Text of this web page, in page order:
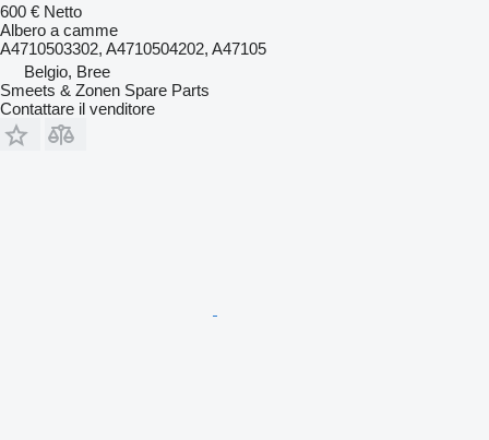
600 € Netto
Albero a camme
A4710503302, A4710504202, A47105
Belgio, Bree
Smeets & Zonen Spare Parts
Contattare il venditore